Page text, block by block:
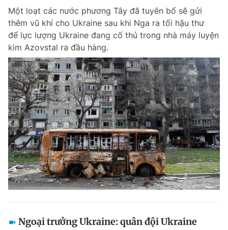
© 2003-2026 Bản quyền thuộc về Báo Thanh Niên. Cấm sao chép
dưới mọi hình thức nếu không có sự chấp thuận bằng văn bản.
Phát triển bởi ePi Technologies, JSC.
Một loạt các nước phương Tây đã tuyên bố sẽ gửi
thêm vũ khí cho Ukraine sau khi Nga ra tối hậu thư
để lực lượng Ukraine đang cố thủ trong nhà máy luyện
kim Azovstal ra đầu hàng.
Ngoại trưởng Ukraine: quân đội Ukraine